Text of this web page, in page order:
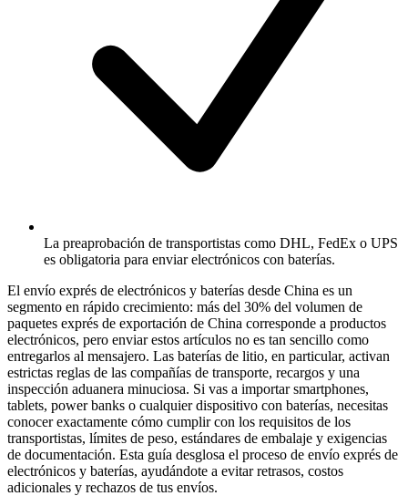
La preaprobación de transportistas como DHL, FedEx o UPS
es obligatoria para enviar electrónicos con baterías.
El envío exprés de electrónicos y baterías desde China es un
segmento en rápido crecimiento: más del 30% del volumen de
paquetes exprés de exportación de China corresponde a productos
electrónicos, pero enviar estos artículos no es tan sencillo como
entregarlos al mensajero. Las baterías de litio, en particular, activan
estrictas reglas de las compañías de transporte, recargos y una
inspección aduanera minuciosa. Si vas a importar smartphones,
tablets, power banks o cualquier dispositivo con baterías, necesitas
conocer exactamente cómo cumplir con los requisitos de los
transportistas, límites de peso, estándares de embalaje y exigencias
de documentación. Esta guía desglosa el proceso de envío exprés de
electrónicos y baterías, ayudándote a evitar retrasos, costos
adicionales y rechazos de tus envíos.